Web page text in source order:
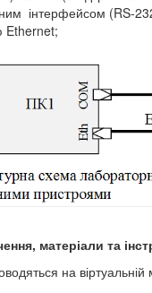
інтерфейсом (RS-
матеріали та
на